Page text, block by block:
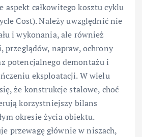
aspekt całkowitego kosztu cyklu
Cost). Należy uwzględnić nie
i wykonania, ale również
przeglądów, napraw, ochrony
potencjalnego demontażu i
eksploatacji. W wielu
że konstrukcje stalowe, choć
korzystniejszy bilans
okresie życia obiektu.
przewagę głównie w niszach,